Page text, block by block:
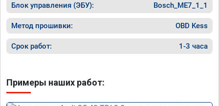
Блок управления (ЭБУ): Bosch_ME7_1_1
Метод прошивки: OBD Kess
Срок работ: 1-3 часа
Примеры наших работ: